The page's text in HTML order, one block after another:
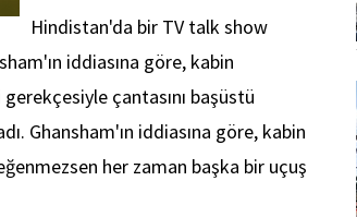
Hindistan'da bir TV talk show
iddiasına göre, kabin
çantasını başüstü
Ghansham'ın iddiasına göre, kabin
her zaman başka bir uçuş